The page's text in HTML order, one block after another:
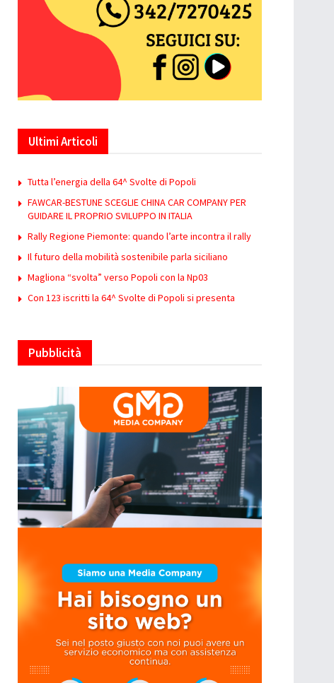
Ultimi Articoli
Tutta l’energia della 64^ Svolte di Popoli
FAWCAR-BESTUNE SCEGLIE CHINA CAR COMPANY PER
GUIDARE IL PROPRIO SVILUPPO IN ITALIA
Rally Regione Piemonte: quando l’arte incontra il rally
Il futuro della mobilità sostenibile parla siciliano
Magliona “svolta” verso Popoli con la Np03
Con 123 iscritti la 64^ Svolte di Popoli si presenta
Pubblicità